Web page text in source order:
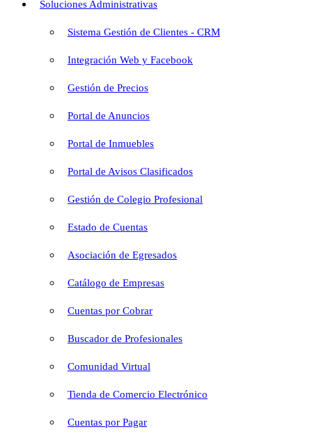
Soluciones Administrativas
Sistema Gestión de Clientes - CRM
Integración Web y Facebook
Gestión de Precios
Portal de Anuncios
Portal de Inmuebles
Portal de Avisos Clasificados
Gestión de Colegio Profesional
Estado de Cuentas
Asociación de Egresados
Catálogo de Empresas
Cuentas por Cobrar
Buscador de Profesionales
Comunidad Virtual
Tienda de Comercio Electrónico
Cuentas por Pagar